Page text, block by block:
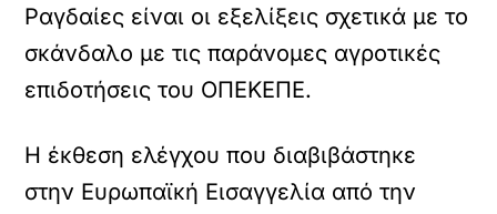
Ραγδαίες είναι οι εξελίξεις σχετικά με το
σκάνδαλο με τις παράνομες αγροτικές
επιδοτήσεις του ΟΠΕΚΕΠΕ.
Η έκθεση ελέγχου που διαβιβάστηκε
στην Ευρωπαϊκή Εισαγγελία από την